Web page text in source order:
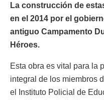
La construcción de
en el 2014 por el
antiguo Campamento
Héroes.
Esta obra es vital para la
integral de los miembros
el Instituto Policial de